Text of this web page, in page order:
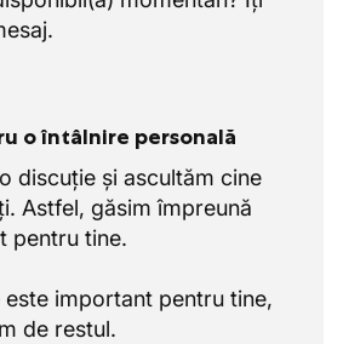
ta legală, primești 12
ADV. Acestea sunt
pentru a te bucura de
odihnă.
atractive
de serviciu la dispoziție
întreagă într-o
o întâlnire personală
discuție și ascultăm cine
Astfel, găsim împreună
pentru tine.
este important pentru tine,